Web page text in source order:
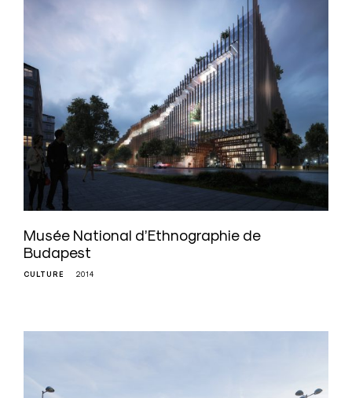
Musée National d’Ethnographie de
Budapest
CULTURE 2014